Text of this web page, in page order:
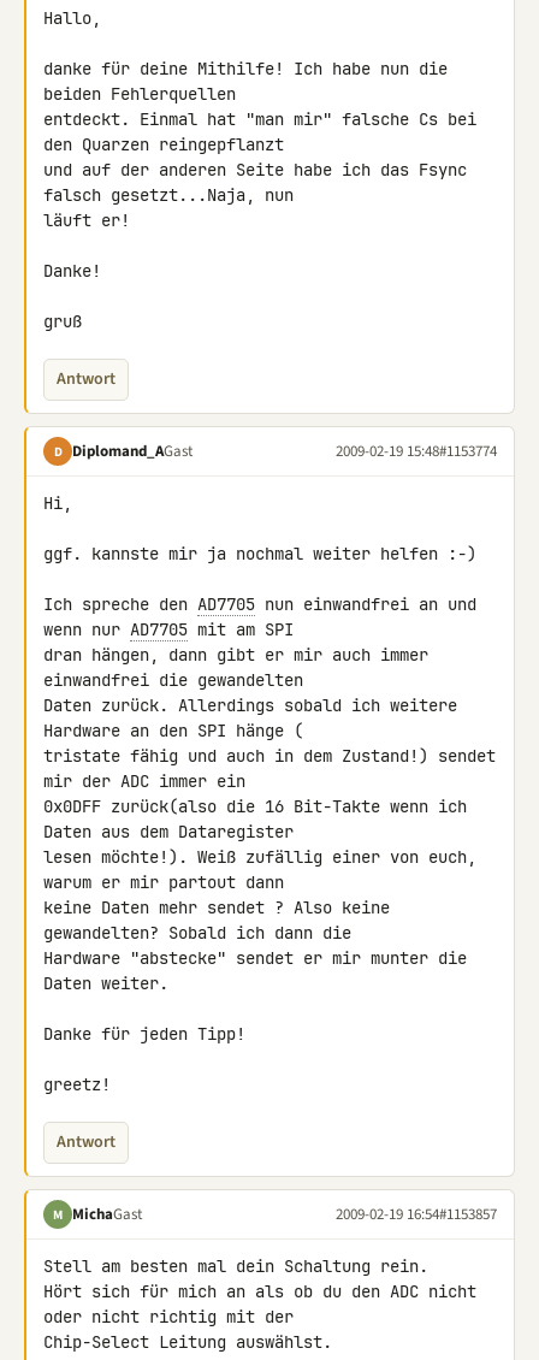
Hallo,
danke für deine Mithilfe! Ich habe nun die
beiden Fehlerquellen
entdeckt. Einmal hat "man mir" falsche Cs bei
den Quarzen reingepflanzt
und auf der anderen Seite habe ich das Fsync
falsch gesetzt...Naja, nun
läuft er!
Danke!
gruß
Antwort
D Diplomand_AGast 2009-02-19 15:48#1153774
Hi,
ggf. kannste mir ja nochmal weiter helfen :-)
Ich spreche den AD7705 nun einwandfrei an und
wenn nur AD7705 mit am SPI
dran hängen, dann gibt er mir auch immer
einwandfrei die gewandelten
Daten zurück. Allerdings sobald ich weitere
Hardware an den SPI hänge (
tristate fähig und auch in dem Zustand!) sendet
mir der ADC immer ein
0x0DFF zurück(also die 16 Bit-Takte wenn ich
Daten aus dem Dataregister
lesen möchte!). Weiß zufällig einer von euch,
warum er mir partout dann
keine Daten mehr sendet ? Also keine
gewandelten? Sobald ich dann die
Hardware "abstecke" sendet er mir munter die
Daten weiter.
Danke für jeden Tipp!
greetz!
Antwort
M MichaGast 2009-02-19 16:54#1153857
Stell am besten mal dein Schaltung rein.
Hört sich für mich an als ob du den ADC nicht
oder nicht richtig mit der
Chip-Select Leitung auswählst.